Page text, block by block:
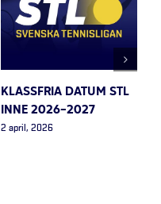
KLASSFRIA DATUM STL
INNE 2026-2027
2 april, 2026